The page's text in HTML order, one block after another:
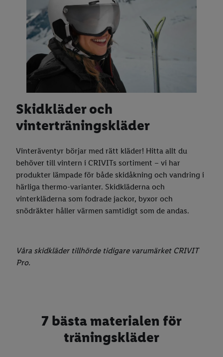
Skidkläder och
vinterträningskläder
Vinteräventyr börjar med rätt kläder! Hitta allt du
behöver till vintern i CRIVITs sortiment – vi har
produkter lämpade för både skidåkning och vandring i
härliga thermo-varianter. Skidkläderna och
vinterkläderna som fodrade jackor, byxor och
snödräkter håller värmen samtidigt som de andas.
Våra skidkläder tillhörde tidigare varumärket CRIVIT
Pro.
7 bästa materialen för
träningskläder